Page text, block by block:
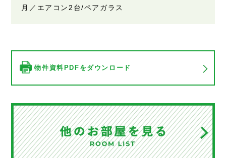
月／エアコン2台/ペアガラス
物件資料PDFをダウンロード